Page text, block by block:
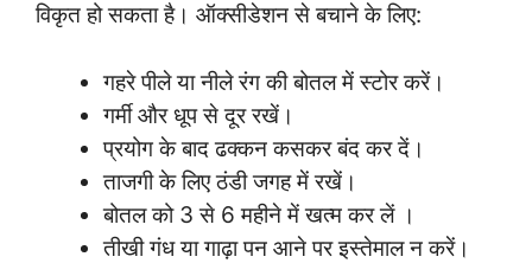
विकृत हो सकता है। ऑक्सीडेशन से बचाने के लिए:
गहरे पीले या नीले रंग की बोतल में स्टोर करें।
गर्मी और धूप से दूर रखें।
प्रयोग के बाद ढक्कन कसकर बंद कर दें।
ताजगी के लिए ठंडी जगह में रखें।
बोतल को 3 से 6 महीने में खत्म कर लें ।
तीखी गंध या गाढ़ा पन आने पर इस्तेमाल न करें।